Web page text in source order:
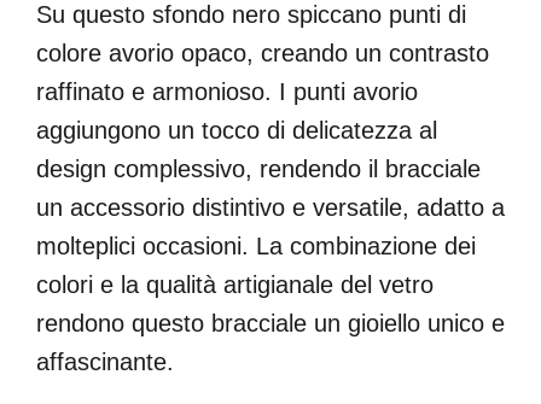
Su questo sfondo nero spiccano punti di
colore avorio opaco, creando un contrasto
raffinato e armonioso. I punti avorio
aggiungono un tocco di delicatezza al
design complessivo, rendendo il bracciale
un accessorio distintivo e versatile, adatto a
molteplici occasioni. La combinazione dei
colori e la qualità artigianale del vetro
rendono questo bracciale un gioiello unico e
affascinante.